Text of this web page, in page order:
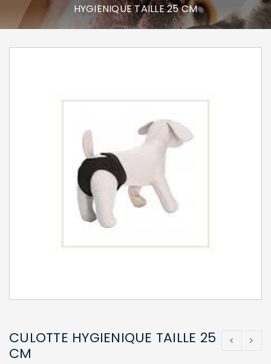
HYGIENIQUE TAILLE 25 CM
CULOTTE HYGIENIQUE TAILLE 25
CM